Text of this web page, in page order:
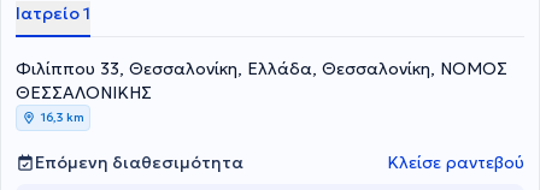
Ιατρείο 1
Φιλίππου 33, Θεσσαλονίκη, Ελλάδα, Θεσσαλονίκη, ΝΟΜΟΣ
ΘΕΣΣΑΛΟΝΙΚΗΣ
16,3 km
Επόμενη διαθεσιμότητα Κλείσε ραντεβού